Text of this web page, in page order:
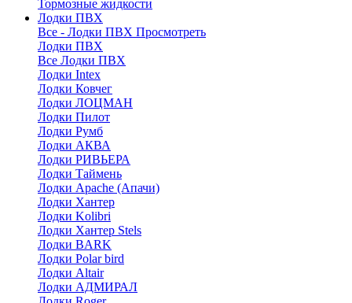
Тормозные жидкости
Лодки ПВХ
Все - Лодки ПВХ Просмотреть
Лодки ПВХ
Все Лодки ПВХ
Лодки Intex
Лодки Ковчег
Лодки ЛОЦМАН
Лодки Пилот
Лодки Румб
Лодки АКВА
Лодки РИВЬЕРА
Лодки Таймень
Лодки Apache (Апачи)
Лодки Хантер
Лодки Kolibri
Лодки Хантер Stels
Лодки BARK
Лодки Polar bird
Лодки Altair
Лодки АДМИРАЛ